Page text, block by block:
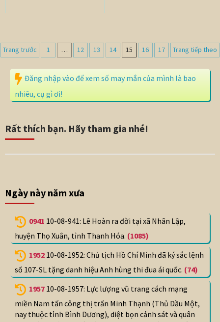
Trang trước 1 … 12 13 14 15 16 17 Trang tiếp theo
Đăng nhập vào để xem số may mắn của mình là bao
nhiêu, cụ gì ơi!
Rất thích bạn. Hãy tham gia nhé!
Ngày này năm xưa
0941 10-08-941: Lê Hoàn ra đời tại xã Nhân Lập,
huyện Thọ Xuân, tỉnh Thanh Hóa. (1085)
1952 10-08-1952: Chủ tịch Hồ Chí Minh đã ký sắc lệnh
số 107-SL tặng danh hiệu Anh hùng thi đua ái quốc. (74)
1957 10-08-1957: Lực lượng vũ trang cách mạng
miền Nam tấn công thị trấn Minh Thạnh (Thủ Dầu Một,
nay thuộc tỉnh Bình Dương), diệt bọn cảnh sát và quân